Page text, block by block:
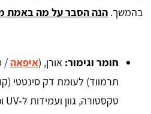
בהמשך. הנה הסבר על מה באמת
חומר וגימור: אורן, (איפאה/
תרמווד) לעומת דק סינטטי
טקסטורה, גוון ועמידות ל‑UV וכתמים.